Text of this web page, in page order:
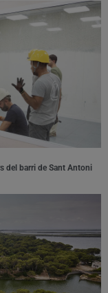
del barri de Sant Antoni